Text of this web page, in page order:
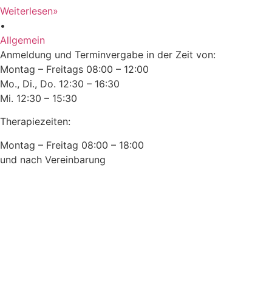
Weiterlesen»
•
Allgemein
Anmeldung und Terminvergabe in der Zeit von:
Montag – Freitags 08:00 – 12:00
Mo., Di., Do. 12:30 – 16:30
Mi. 12:30 – 15:30
Therapiezeiten:
Montag – Freitag 08:00 – 18:00
und nach Vereinbarung